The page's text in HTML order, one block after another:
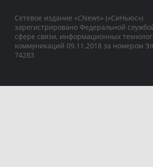
Сетевое издание «CNews» («СиНьюс»)
зарегистрировано Федеральной
сфере связи, информационных
коммуникаций 09.11.2018 за номером
74283